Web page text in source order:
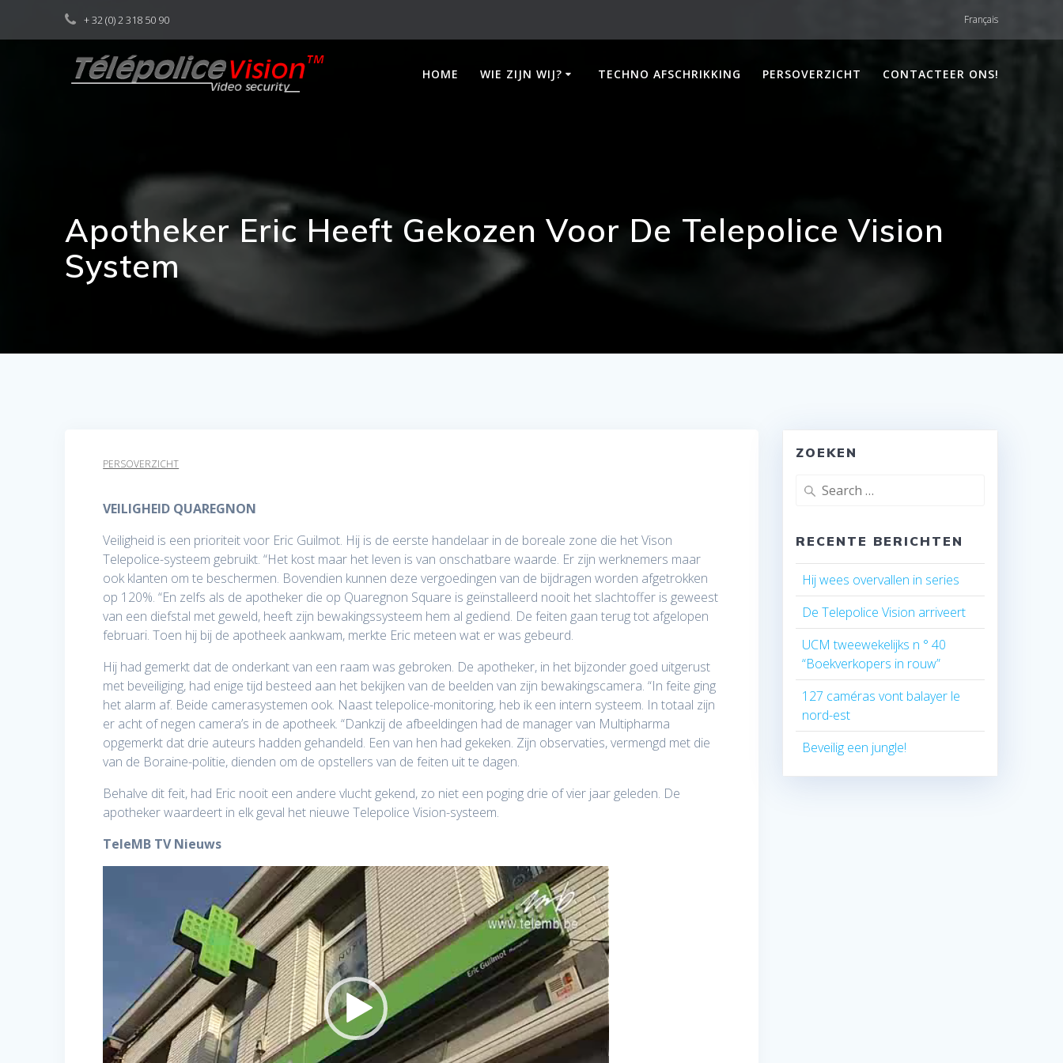
+ 32 (0) 2 318 50 90 Français
HOME WIE ZIJN WIJ? TECHNO AFSCHRIKKING PERSOVERZICHT CONTACTEER ONS!
Apotheker Eric Heeft Gekozen Voor De Telepolice Vision
System
PERSOVERZICHT
VEILIGHEID QUAREGNON
Veiligheid is een prioriteit voor Eric Guilmot. Hij is de eerste handelaar in de boreale zone die het Vison
Telepolice-systeem gebruikt. “Het kost maar het leven is van onschatbare waarde. Er zijn werknemers maar
ook klanten om te beschermen. Bovendien kunnen deze vergoedingen van de bijdragen worden afgetrokken
op 120%. “En zelfs als de apotheker die op Quaregnon Square is geïnstalleerd nooit het slachtoffer is geweest
van een diefstal met geweld, heeft zijn bewakingssysteem hem al gediend. De feiten gaan terug tot afgelopen
februari. Toen hij bij de apotheek aankwam, merkte Eric meteen wat er was gebeurd.
Hij had gemerkt dat de onderkant van een raam was gebroken. De apotheker, in het bijzonder goed uitgerust
met beveiliging, had enige tijd besteed aan het bekijken van de beelden van zijn bewakingscamera. “In feite ging
het alarm af. Beide camerasystemen ook. Naast telepolice-monitoring, heb ik een intern systeem. In totaal zijn
er acht of negen camera’s in de apotheek. “Dankzij de afbeeldingen had de manager van Multipharma
opgemerkt dat drie auteurs hadden gehandeld. Een van hen had gekeken. Zijn observaties, vermengd met die
van de Boraine-politie, dienden om de opstellers van de feiten uit te dagen.
Behalve dit feit, had Eric nooit een andere vlucht gekend, zo niet een poging drie of vier jaar geleden. De
apotheker waardeert in elk geval het nieuwe Telepolice Vision-systeem.
TeleMB TV Nieuws
ZOEKEN
Search
for:
RECENTE BERICHTEN
Hij wees overvallen in series
De Telepolice Vision arriveert
UCM tweewekelijks n ° 40
“Boekverkopers in rouw”
127 caméras vont balayer le
nord-est
Beveilig een jungle!